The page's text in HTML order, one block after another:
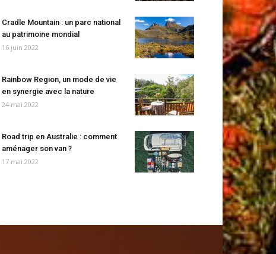
Cradle Mountain : un parc national
au patrimoine mondial
16 juin 2022
Rainbow Region, un mode de vie
en synergie avec la nature
24 mai 2022
Road trip en Australie : comment
aménager son van ?
17 mai 2022